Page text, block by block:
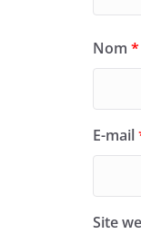
Nom *
E-mail
Site